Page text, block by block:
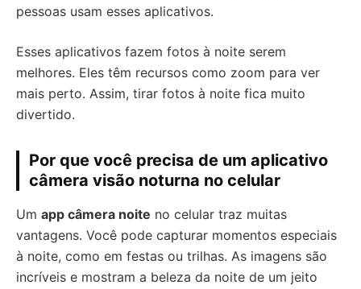
pessoas usam esses aplicativos.
Esses aplicativos fazem fotos à noite serem
melhores. Eles têm recursos como zoom para ver
mais perto. Assim, tirar fotos à noite fica muito
divertido.
Por que você precisa de um aplicativo
câmera visão noturna no celular
Um app câmera noite no celular traz muitas
vantagens. Você pode capturar momentos especiais
à noite, como em festas ou trilhas. As imagens são
incríveis e mostram a beleza da noite de um jeito